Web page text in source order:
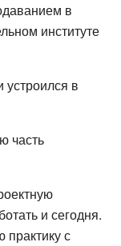
в
институте
устроился в
часть
и сегодня.
практику с